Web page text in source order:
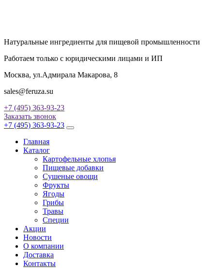
Натуральные ингредиенты для пищевой промышленности
Работаем только с юридическими лицами и ИП
Москва, ул.Адмирала Макарова, 8
sales@feruza.su
+7 (495) 363-93-23
Заказать звонок
+7 (495) 363-93-23
Главная
Каталог
Картофельные хлопья
Пищевые добавки
Сушеные овощи
Фрукты
Ягоды
Грибы
Травы
Специи
Акции
Новости
О компании
Доставка
Контакты